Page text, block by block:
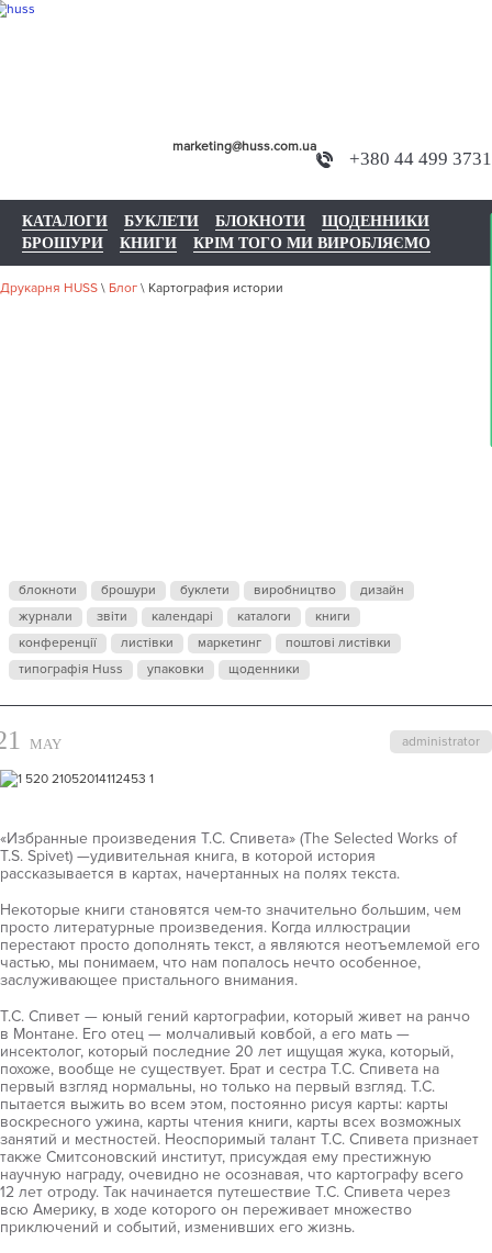
+380 44 499 3731
marketing@huss.com.ua
КАТАЛОГИ БУКЛЕТИ БЛОКНОТИ
ЩОДЕННИКИ
БРОШУРИ
КНИГИ КРІМ ТОГО МИ ВИРОБЛЯЄМО
Друкарня HUSS \ Блог \ Картография истории
блокноти брошури буклети виробництво
дизайн
журнали
звіти календарі каталоги
книги
конференції
листівки маркетинг
поштові листівки
типографія Huss
упаковки щоденники
administrator
MAY
«Избранные произведения Т.С. Спивета» (The Selected Works of
T.S. Spivet) —удивительная книга, в которой история
рассказывается в картах, начертанных на полях текста.
Некоторые книги становятся чем-то значительно большим, чем
просто литературные произведения. Когда иллюстрации
перестают просто дополнять текст, а являются неотъемлемой его
частью, мы понимаем, что нам попалось нечто особенное,
заслуживающее пристального внимания.
Т.С. Спивет — юный гений картографии, который живет на ранчо
в Монтане. Его отец — молчаливый ковбой, а его мать —
инсектолог, который последние 20 лет ищущая жука, который,
похоже, вообще не существует. Брат и сестра Т.С. Спивета на
первый взгляд нормальны, но только на первый взгляд. Т.С.
пытается выжить во всем этом, постоянно рисуя карты: карты
воскресного ужина, карты чтения книги, карты всех возможных
занятий и местностей. Неоспоримый талант Т.С. Спивета признает
также Смитсоновский институт, присуждая ему престижную
научную награду, очевидно не осознавая, что картографу всего
12 лет отроду. Так начинается путешествие Т.С. Спивета через
всю Америку, в ходе которого он переживает множество
приключений и событий, изменивших его жизнь.